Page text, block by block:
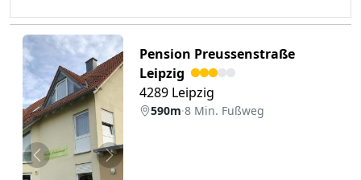
Zurück Weiter
Pension Preussenstraße
Leipzig
4289 Leipzig
590m·8 Min. Fußweg